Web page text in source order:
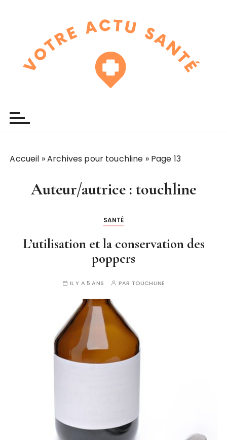
Accueil »Archives pour touchline » Page 13
Auteur/autrice : touchline
SANTÉ
L’utilisation et la conservation des
poppers
IL Y A 5 ANS PAR TOUCHLINE